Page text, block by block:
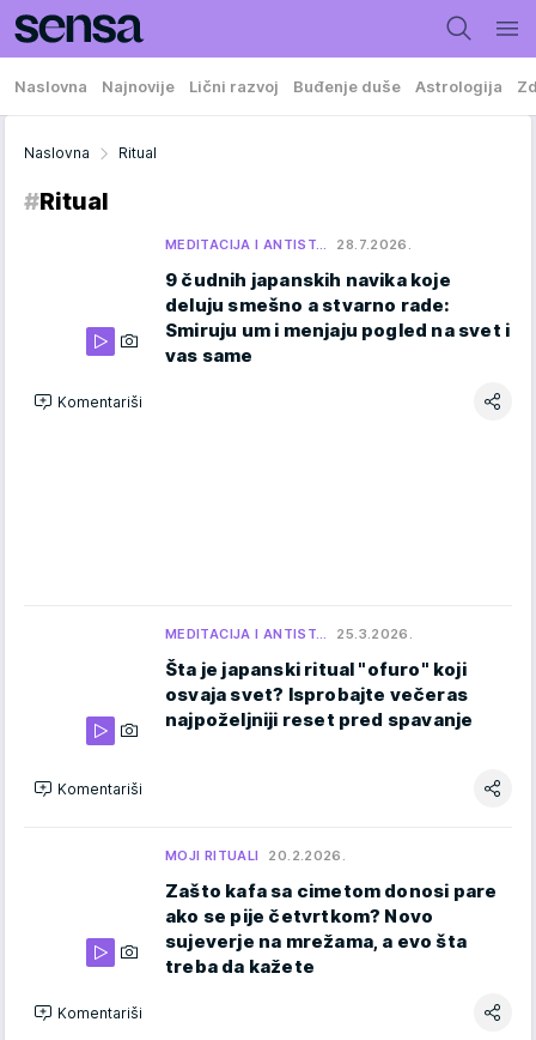
Naslovna Najnovije Lični razvoj Buđenje duše Astrologija
Naslovna Ritual
#Ritual
MEDITACIJA I ANTIST… 28.7.2026.
9 čudnih japanskih navika koje
deluju smešno a stvarno rade:
Smiruju um i menjaju pogled na svet i
vas same
Komentariši
MEDITACIJA I ANTIST… 25.3.2026.
Šta je japanski ritual "ofuro" koji
osvaja svet? Isprobajte večeras
najpoželjniji reset pred spavanje
Komentariši
MOJI RITUALI 20.2.2026.
Zašto kafa sa cimetom donosi pare
ako se pije četvrtkom? Novo
sujeverje na mrežama, a evo šta
treba da kažete
Komentariši